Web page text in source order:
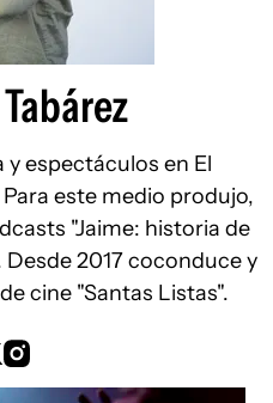
espectáculos en El
este medio produjo,
"Jaime: historia de
2017 coconduce y
cine "Santas Listas".